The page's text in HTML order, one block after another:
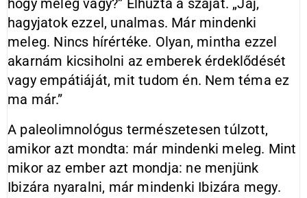
hogy meleg vagy?” Elhúzta a száját. „Jaj,
hagyjatok ezzel, unalmas. Már mindenki
meleg. Nincs hírértéke. Olyan, mintha ezzel
akarnám kicsiholni az emberek érdeklődését
vagy empátiáját, mit tudom én. Nem téma ez
ma már.”
A paleolimnológus természetesen túlzott,
amikor azt mondta: már mindenki meleg. Mint
mikor az ember azt mondja: ne menjünk
Ibizára nyaralni, már mindenki Ibizára megy.